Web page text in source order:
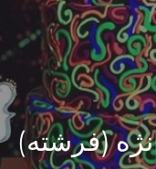
(فرشته)